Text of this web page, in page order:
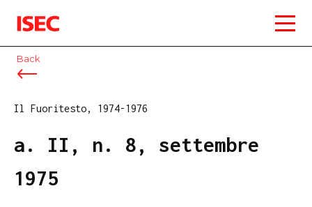
ISEC
Back
Il Fuoritesto, 1974-1976
a. II, n. 8, settembre
1975